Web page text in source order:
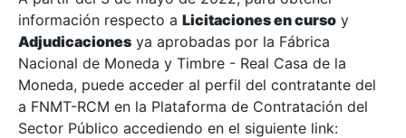
Mostrar/Ocultar
información respecto a Licitaciones en curso y
Adjudicaciones ya aprobadas por la Fábrica
Nacional de Moneda y Timbre - Real Casa de la
Moneda, puede acceder al perfil del contratante del
a FNMT-RCM en la Plataforma de Contratación del
Sector Público accediendo en el siguiente link: